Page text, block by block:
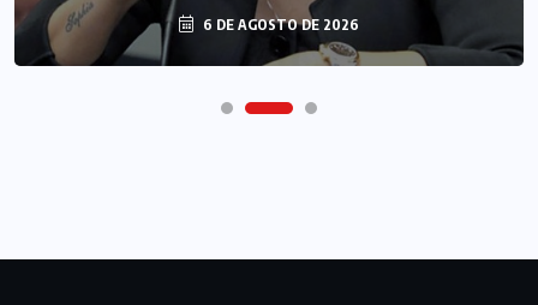
6 DE AGOSTO DE 2026